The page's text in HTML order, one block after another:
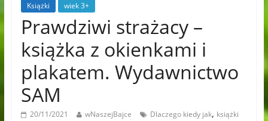
Książki wiek 3+
Prawdziwi strażacy –
książka z okienkami i
plakatem. Wydawnictwo
SAM
20/11/2021 wNaszejBajce Dlaczego kiedy jak, książki